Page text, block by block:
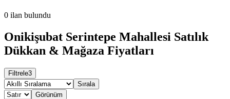
0 ilan bulundu
Onikişubat Serintepe Mahallesi Satılık
Dükkan & Mağaza Fiyatları
Filtrele3
Sırala
Görünüm